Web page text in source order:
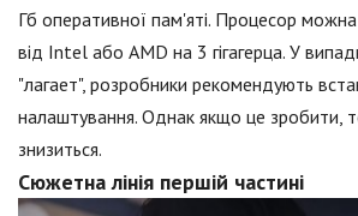
Гб оперативної пам'яті. Процесор
від Intel або AMD на 3 гігагерца. У
"лагает", розробники рекомендують
налаштування. Однак якщо це зробити,
знизиться.
Сюжетна лінія першій частині